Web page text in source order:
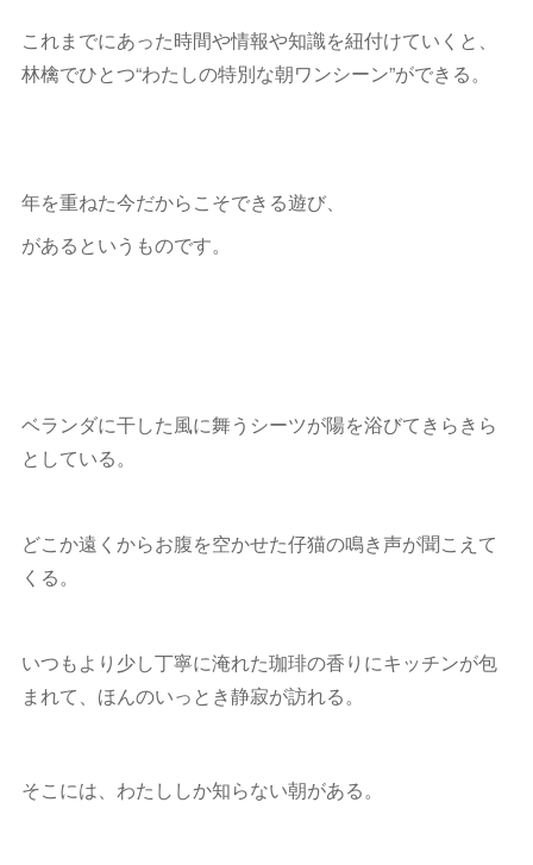
これまでにあった時間や情報や知識を紐付けていくと、
林檎でひとつ“わたしの特別な朝ワンシーン”ができる。
年を重ねた今だからこそできる遊び、
があるというものです。
ベランダに干した風に舞うシーツが陽を浴びてきらきら
としている。
どこか遠くからお腹を空かせた仔猫の鳴き声が聞こえて
くる。
いつもより少し丁寧に淹れた珈琲の香りにキッチンが包
まれて、ほんのいっとき静寂が訪れる。
そこには、わたししか知らない朝がある。